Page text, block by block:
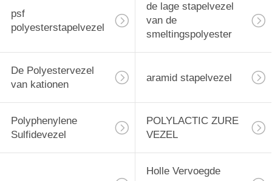
psf
polyesterstapelvezel
de lage stapelvezel
van de
smeltingspolyester
De Polyestervezel
van kationen
aramid stapelvezel
Polyphenylene
Sulfidevezel
POLYLACTIC ZURE
VEZEL
Holle Vervoegde